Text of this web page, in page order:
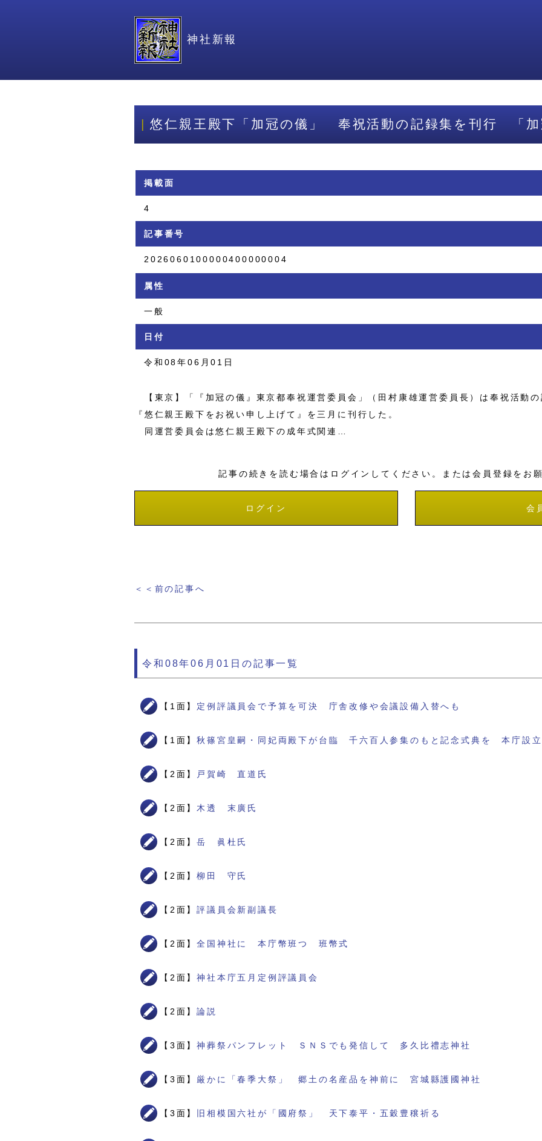
神社新報
悠仁親王殿下「加冠の儀」 奉祝活動の記録集を刊行 「加
掲載面
4
記事番号
2026060100000400000004
属性
一般
日付
令和08年06月01日
【東京】「『加冠の儀』東京都奉祝運営委員会」（田村康雄運営委員長）は奉祝活動
『悠仁親王殿下をお祝い申し上げて』を三月に刊行した。
同運営委員会は悠仁親王殿下の成年式関連…
記事の続きを読む場合はログインしてください。または会員登録をお
ログイン 会
＜＜前の記事へ
令和08年06月01日の記事一覧
【1面】 定例評議員会で予算を可決 庁舎改修や会議設備入替へも
【1面】秋篠宮皇嗣・同妃両殿下が台臨 千六百人参集のもと記念式典を 本庁設立
【2面】 戸賀崎 直道氏
【2面】 木透 末廣氏
【2面】岳 眞杜氏
【2面】柳田 守氏
【2面】評議員会新副議長
【2面】全国神社に 本庁幣班つ 班幣式
【2面】神社本庁五月定例評議員会
【2面】論説
【3面】神葬祭パンフレット ＳＮＳでも発信して 多久比禮志神社
【3面】 厳かに「春季大祭」 郷土の名産品を神前に 宮城縣護國神社
【3面】 旧相模国六社が「國府祭」 天下泰平・五穀豊穣祈る